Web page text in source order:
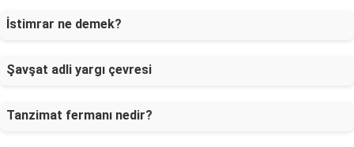
İstimrar ne demek?
Şavşat adli yargı çevresi
Tanzimat fermanı nedir?